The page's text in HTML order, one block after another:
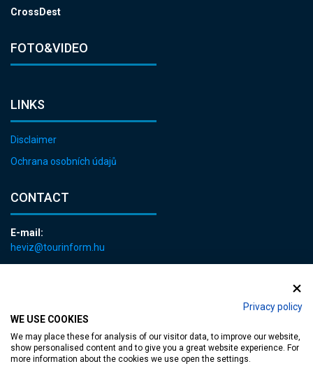
Privacy policy
WE USE COOKIES
We may place these for analysis of our visitor data, to improve our website,
show personalised content and to give you a great website experience. For
more information about the cookies we use open the settings.
CrossDest
FOTO&VIDEO
LINKS
Disclaimer
Ochrana osobních údajů
CONTACT
E-mail:
heviz@tourinform.hu